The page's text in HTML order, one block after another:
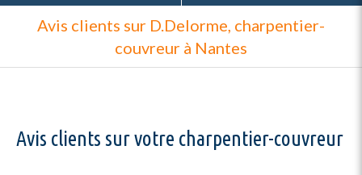
Avis clients sur D.Delorme, charpentier-
couvreur à Nantes
Avis clients sur votre charpentier-couvreur